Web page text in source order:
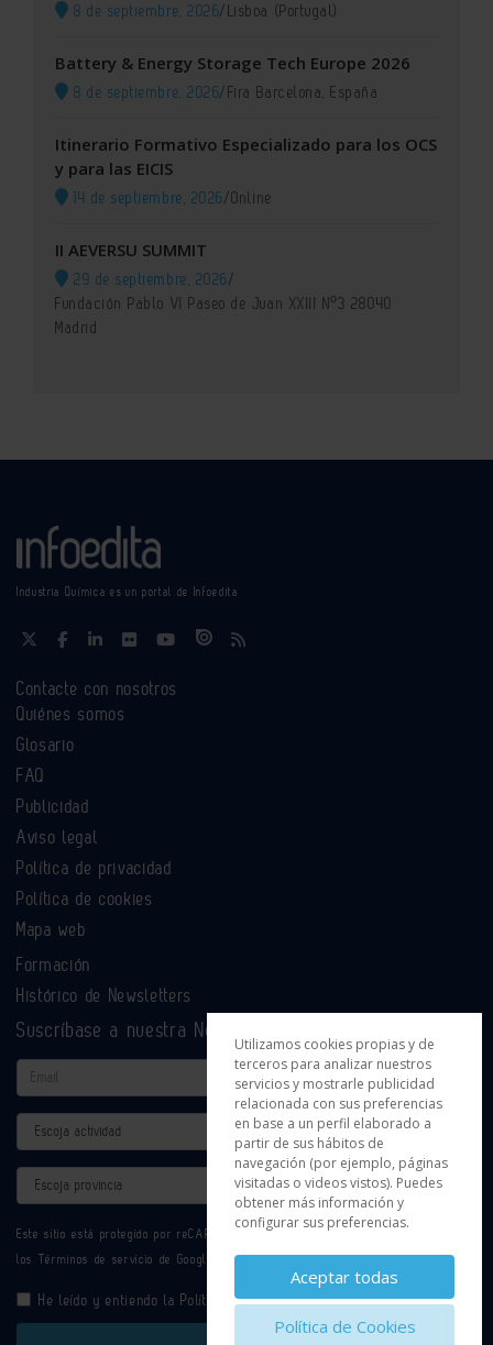
8 de septiembre, 2026/ Lisboa (Portugal)
Battery & Energy Storage Tech Europe 2026
8 de septiembre, 2026/ Fira Barcelona, España
Itinerario Formativo Especializado para los OCS
y para las EICIS
14 de septiembre, 2026/Online
II AEVERSU SUMMIT
29 de septiembre, 2026/
Fundación Pablo VI Paseo de Juan XXIII Nº3 28040
Madrid
Industria Química es un portal de Infoedita
Contacte con nosotros
Quiénes somos
Glosario
FAQ
Publicidad
Aviso legal
Política de privacidad
Política de cookies
Mapa web
Formación
Histórico de Newsletters
Suscríbase a nuestra Newsletter
Email
Actividad
Provincia
Este sitio está protegido por reCAPTCHA y se aplican la
los Términos de servicio de Google.
He leído y entiendo laPolítica de Privacidad
Utilizamos cookies propias y de
terceros para analizar nuestros
servicios y mostrarle publicidad
relacionada con sus preferencias
en base a un perfil elaborado a
partir de sus hábitos de
navegación (por ejemplo, páginas
visitadas o videos vistos). Puedes
obtener más información y
configurar sus preferencias.
Aceptar todas
Política de Cookies